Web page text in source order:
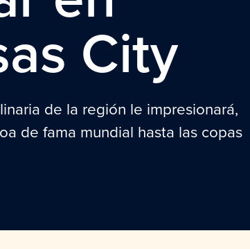
City
de la región le impresionará,
de fama mundial hasta las copas